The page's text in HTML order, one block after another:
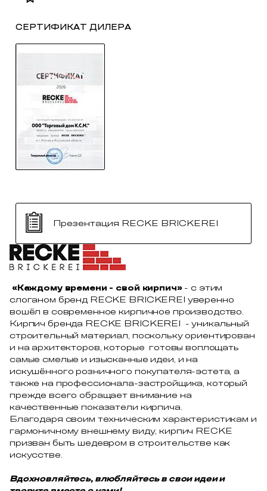
СЕРТИФИКАТ ДИЛЕРА
Презентация RECKE BRICKEREI
«Каждому времени - свой кирпич»- с этим
слоганом бренд RECKE BRICKEREI уверенно
вошёл в современное кирпичное производство.
Кирпич бренда RECKE BRICKEREI - уникальный
строительный материал, поскольку ориентирован
и на архитекторов, которые готовы воплощать
самые смелые и изысканные идеи, и на
искушённого розничного покупателя-эстета, а
также на профессионала-застройщика, который
прежде всего обращает внимание на
качественные показатели кирпича.
Благодаря своим техническим характеристикам и
гармоничному внешнему виду, кирпич RECKE
призван быть шедевром в строительстве как
искусстве.
Вдохновляйтесь, влюбляйтесь в свои идеи и